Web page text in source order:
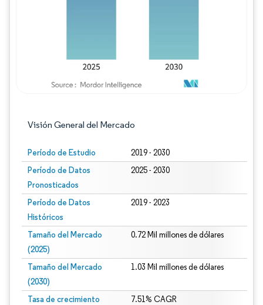
Visión General del Mercado
Período de Estudio 2019 - 2030
Período de Datos
Pronosticados
2025 - 2030
Período de Datos
Históricos
2019 - 2023
Tamaño del Mercado
(2025)
0.72 Mil millones de dólares
Tamaño del Mercado
(2030)
1.03 Mil millones de dólares
Tasa de crecimiento
7.51% CAGR